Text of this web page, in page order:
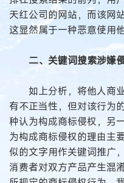
天红公司的网站，而该网
这显然属于一种恶意使用
二、关键词搜索涉嫌
如上分析，将他人商业
有不正当性，但对该行为
种认为构成商标侵权，另
为构成商标侵权的理由主
似的文字用作关键词推广
消费者对双方产品产生混